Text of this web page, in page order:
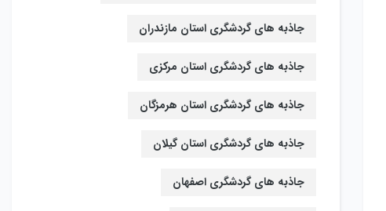
جاذبه های گردشگری استان مازندران
جاذبه های گردشگری استان مرکزی
جاذبه های گردشگری استان هرمزگان
جاذبه های گردشگری استان گیلان
جاذبه های گردشگری اصفهان